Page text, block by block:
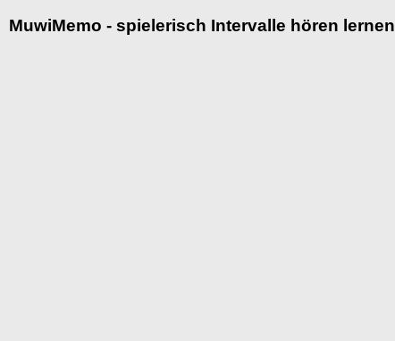
MuwiMemo - spielerisch Intervalle hören lernen